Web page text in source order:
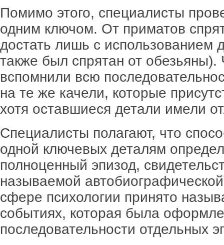
Помимо этого, специалисты
одним ключом. От приматов
достать лишь с использованием
также был спрятан от
вспомнили всю
на те же качели, которые
хотя оставшиеся детали имели
Специалисты полагают, что
одной ключевых деталям
полноценный эпизод,
называемой
сфере психологии принято
событиях, которая была
последовательности отдельных